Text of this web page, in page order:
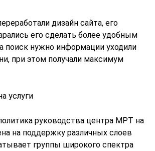
дизайн сайта, его
его сделать более удобным
поиск нужно информации уходили
при этом получали максимум
услуги
руководства центра МРТ на
на поддержку различных слоев
группы широкого спектра